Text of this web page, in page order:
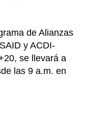
de Alianzas
y ACDI-
se llevará a
las 9 a.m. en